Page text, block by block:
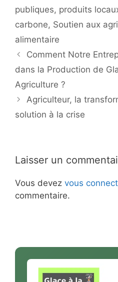
publiques, produits
carbone, Soutien aux
alimentaire
Comment Notre
dans la Production de
Agriculture ?
Agriculteur, la
solution à la crise
Laisser un
Vous devez vous
commentaire.